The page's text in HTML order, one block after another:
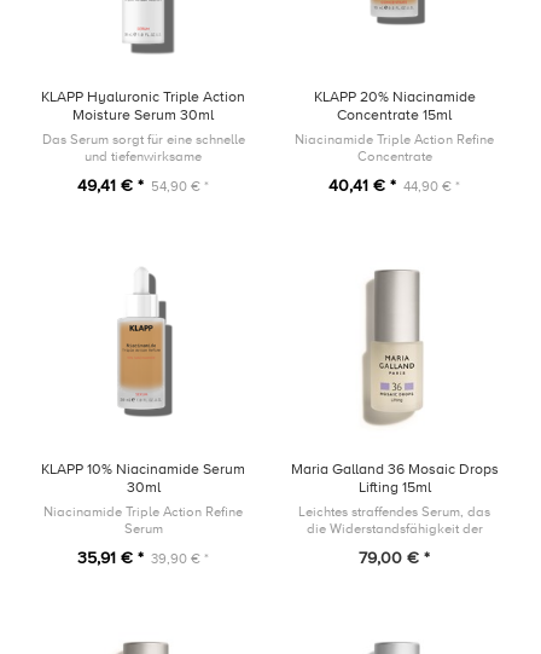
KLAPP Hyaluronic Triple Action
Moisture Serum 30ml
Das Serum sorgt für eine schnelle
und tiefenwirksame
spürbar pralles Hautgefühl und
49,41 € * 54,90 € *
KLAPP 20% Niacinamide
Concentrate 15ml
Niacinamide Triple Action Refine
Concentrate
40,41 € * 44,90 € *
KLAPP 10% Niacinamide Serum
30ml
Niacinamide Triple Action Refine
Serum
35,91 € * 39,90 € *
Maria Galland 36 Mosaic Drops
Lifting 15ml
Leichtes straffendes Serum, das
die Widerstandsfähigkeit der
Zeichen der Hautalterung
79,00 € *